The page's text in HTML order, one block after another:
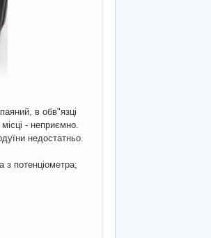
в обв"язці
- неприємно.
недостатньо.
з потенціометра;